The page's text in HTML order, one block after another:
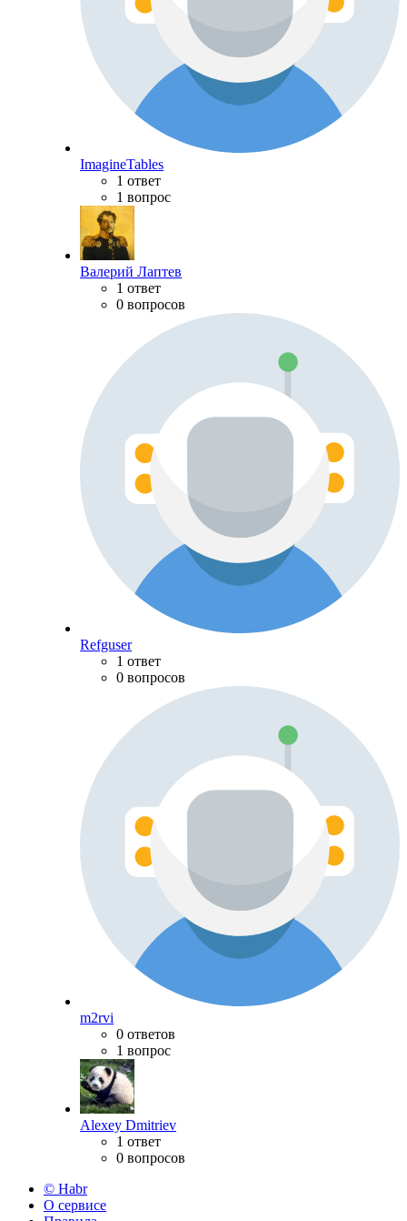
ImagineTables
1 ответ
1 вопрос
Валерий Лаптев
1 ответ
0 вопросов
Refguser
1 ответ
0 вопросов
m2rvi
0 ответов
1 вопрос
Alexey Dmitriev
1 ответ
0 вопросов
© Habr
О сервисе